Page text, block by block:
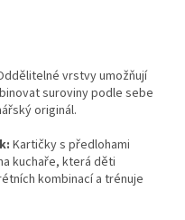
vrstvy umožňují
suroviny podle sebe
originál.
Kartičky s předlohami
kuchaře, která děti
kombinací a trénuje